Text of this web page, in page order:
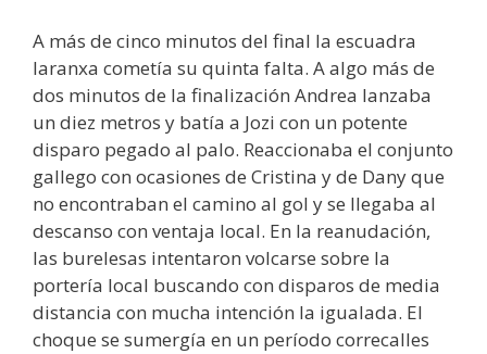
A más de cinco minutos del final la escuadra
laranxa cometía su quinta falta. A algo más de
dos minutos de la finalización Andrea lanzaba
un diez metros y batía a Jozi con un potente
disparo pegado al palo. Reaccionaba el conjunto
gallego con ocasiones de Cristina y de Dany que
no encontraban el camino al gol y se llegaba al
descanso con ventaja local. En la reanudación,
las burelesas intentaron volcarse sobre la
portería local buscando con disparos de media
distancia con mucha intención la igualada. El
choque se sumergía en un período correcalles